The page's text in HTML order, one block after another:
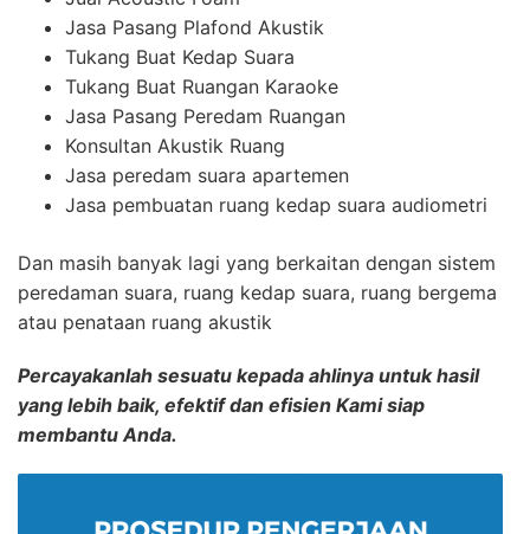
Jasa Pasang Plafond Akustik
Tukang Buat Kedap Suara
Tukang Buat Ruangan Karaoke
Jasa Pasang Peredam Ruangan
Konsultan Akustik Ruang
Jasa peredam suara apartemen
Jasa pembuatan ruang kedap suara audiometri
Dan masih banyak lagi yang berkaitan dengan sistem
peredaman suara, ruang kedap suara, ruang bergema
atau penataan ruang akustik
Percayakanlah sesuatu kepada ahlinya untuk hasil
yang lebih baik, efektif dan efisien Kami siap
membantu Anda.